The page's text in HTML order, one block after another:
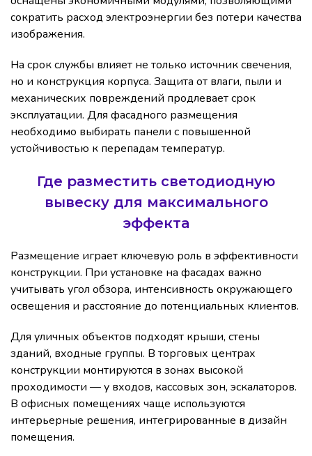
сократить расход электроэнергии без потери качества
изображения.
На срок службы влияет не только источник свечения,
но и конструкция корпуса. Защита от влаги, пыли и
механических повреждений продлевает срок
эксплуатации. Для фасадного размещения
необходимо выбирать панели с повышенной
устойчивостью к перепадам температур.
Где разместить светодиодную
вывеску для максимального
эффекта
Размещение играет ключевую роль в эффективности
конструкции. При установке на фасадах важно
учитывать угол обзора, интенсивность окружающего
освещения и расстояние до потенциальных клиентов.
Для уличных объектов подходят крыши, стены
зданий, входные группы. В торговых центрах
конструкции монтируются в зонах высокой
проходимости — у входов, кассовых зон, эскалаторов.
В офисных помещениях чаще используются
интерьерные решения, интегрированные в дизайн
помещения.